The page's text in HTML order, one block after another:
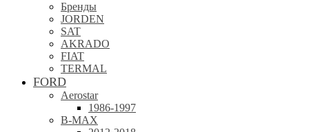
Бренды
JORDEN
SAT
AKRADO
FIAT
TERMAL
FORD
Aerostar
1986-1997
B-MAX